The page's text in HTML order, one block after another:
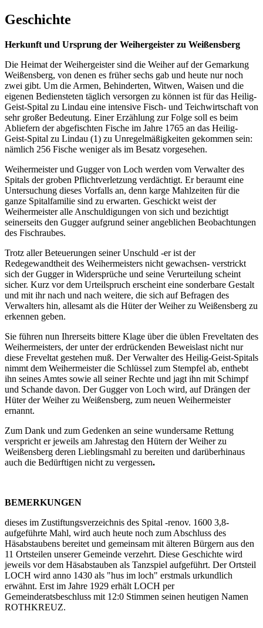
Geschichte
Herkunft und Ursprung der Weihergeister zu Weißensberg
Die Heimat der Weihergeister sind die Weiher auf der Gemarkung
Weißensberg, von denen es früher sechs gab und heute nur noch
zwei gibt. Um die Armen, Behinderten, Witwen, Waisen und die
eigenen Bediensteten täglich versorgen zu können ist für das Heilig-
Geist-Spital zu Lindau eine intensive Fisch- und Teichwirtschaft von
sehr großer Bedeutung. Einer Erzählung zur Folge soll es beim
Abliefern der abgefischten Fische im Jahre 1765 an das Heilig-
Geist-Spital zu Lindau (1) zu Unregelmäßigkeiten gekommen sein:
nämlich 256 Fische weniger als im Besatz vorgesehen.
Weihermeister und Gugger von Loch werden vom Verwalter des
Spitals der groben Pflichtverletzung verdächtigt. Er beraumt eine
Untersuchung dieses Vorfalls an, denn karge Mahlzeiten für die
ganze Spitalfamilie sind zu erwarten. Geschickt weist der
Weihermeister alle Anschuldigungen von sich und bezichtigt
seinerseits den Gugger aufgrund seiner angeblichen Beobachtungen
des Fischraubes.
Trotz aller Beteuerungen seiner Unschuld -er ist der
Redegewandtheit des Weihermeisters nicht gewachsen- verstrickt
sich der Gugger in Widersprüche und seine Verurteilung scheint
sicher. Kurz vor dem Urteilspruch erscheint eine sonderbare Gestalt
und mit ihr nach und nach weitere, die sich auf Befragen des
Verwalters hin, allesamt als die Hüter der Weiher zu Weißensberg zu
erkennen geben.
Sie führen nun Ihrerseits bittere Klage über die üblen Freveltaten des
Weihermeisters, der unter der erdrückenden Beweislast nicht nur
diese Freveltat gestehen muß. Der Verwalter des Heilig-Geist-Spitals
nimmt dem Weihermeister die Schlüssel zum Stempfel ab, enthebt
ihn seines Amtes sowie all seiner Rechte und jagt ihn mit Schimpf
und Schande davon. Der Gugger von Loch wird, auf Drängen der
Hüter der Weiher zu Weißensberg, zum neuen Weihermeister
ernannt.
Zum Dank und zum Gedenken an seine wundersame Rettung
verspricht er jeweils am Jahrestag den Hütern der Weiher zu
Weißensberg deren Lieblingsmahl zu bereiten und darüberhinaus
auch die Bedürftigen nicht zu vergessen.
BEMERKUNGEN
dieses im Zustiftungsverzeichnis des Spital -renov. 1600 3,8-
aufgeführte Mahl, wird auch heute noch zum Abschluss des
Häsabstaubens bereitet und gemeinsam mit älteren Bürgern aus den
11 Ortsteilen unserer Gemeinde verzehrt. Diese Geschichte wird
jeweils vor dem Häsabstauben als Tanzspiel aufgeführt. Der Ortsteil
LOCH wird anno 1430 als "hus im loch" erstmals urkundlich
erwähnt. Erst im Jahre 1929 erhält LOCH per
Gemeinderatsbeschluss mit 12:0 Stimmen seinen heutigen Namen
ROTHKREUZ.